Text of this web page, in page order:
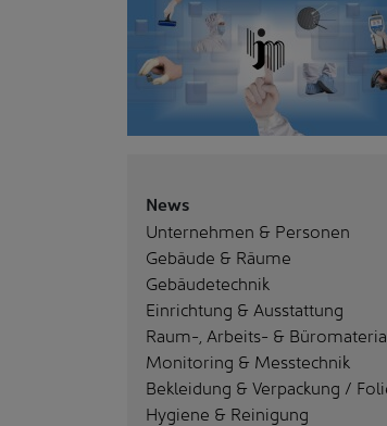
News
Unternehmen & Personen
Gebäude & Räume
Gebäudetechnik
Einrichtung & Ausstattung
Raum-, Arbeits- &
Monitoring & Messtechnik
Bekleidung & Verpackung /
Hygiene & Reinigung